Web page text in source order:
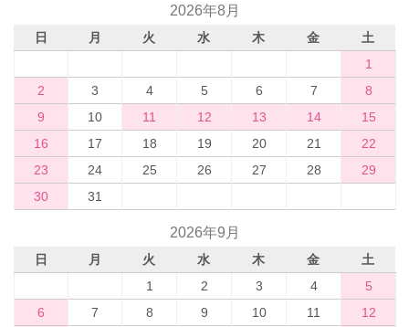
2026年8月
日 月 火 水 木 金
土
1
2
3 4 5 6 7
8
9
10 11 12 13 14
15
16
17 18 19 20 21
22
23
24 25 26 27 28
29
30
31
2026年9月
日 月 火 水 木 金
土
1
2 3 4
5
6
7 8 9 10 11
12